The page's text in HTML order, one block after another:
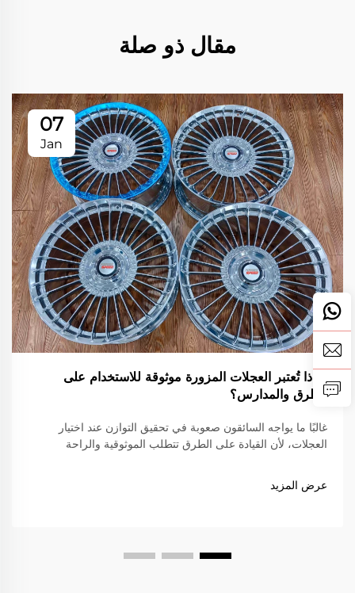
مقال ذو صلة
07
Jan
لماذا تُعتبر العجلات المزورة موثوقة للاستخدام على
الطرق والمدارس؟
غالبًا ما يواجه السائقون صعوبة في تحقيق التوازن عند اختيار
العجلات، لأن القيادة على الطرق تتطلب الموثوقية والراحة
تتطلب خفة شديدة وقوة ودقة عالية. العجلات المطروقة...
عرض المزيد